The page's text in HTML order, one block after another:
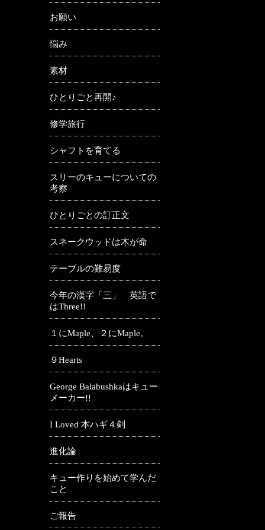
お願い
悩み
素材
ひとりごと再開♪
修学旅行
シャフトを育てる
スリーのキューについての
考察
ひとりごとの訂正文
スネークウッドは木が命
テーブルの難易度
今年の漢字「三」 英語で
はThree!!
１にMaple、２にMaple。
９Hearts
George Balabushkaはキュー
メーカー!!
I Loved 本ハギ４剣
進化論
キュー作りを始めて学んだ
こと
ご報告